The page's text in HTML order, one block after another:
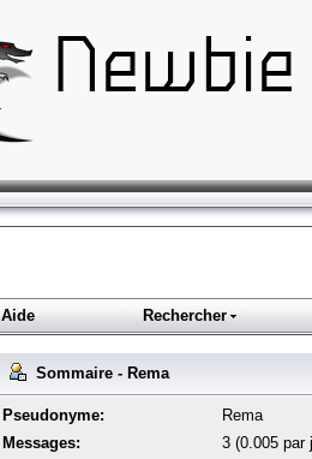
Aide Rechercher
Sommaire - Rema
Pseudonyme:
Rema
Messages:
3 (0.005 par